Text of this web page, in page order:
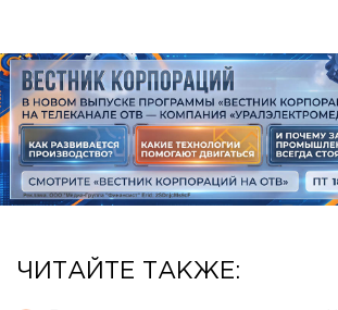
ЧИТАЙТЕ ТАКЖЕ: